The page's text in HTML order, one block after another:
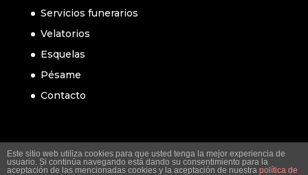
Servicios funerarios
Velatorios
Esquelas
Pésame
Contacto
Este sitio web utiliza cookies para que usted tenga la mejor experiencia de
usuario. Si continúa navegando está dando su consentimiento para la
aceptación de las mencionadas cookies y la aceptación de nuestra política de